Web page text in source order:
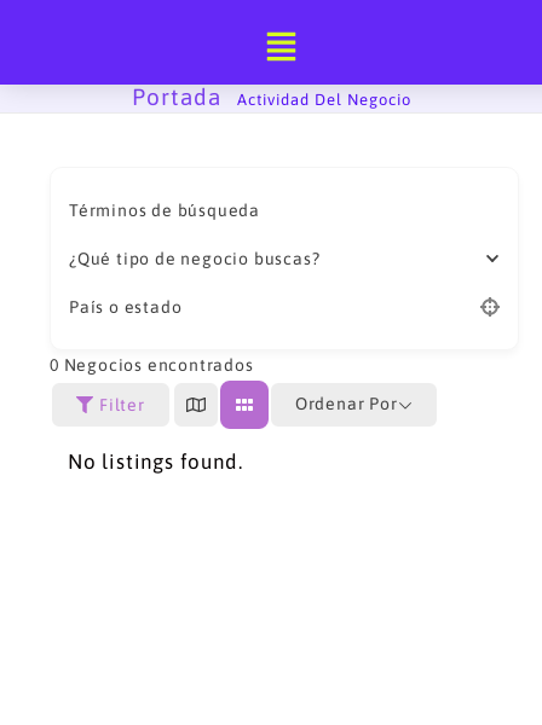
Portada
Actividad Del Negocio
Términos de búsqueda
¿Qué tipo de negocio buscas?
País o estado
0 Negocios encontrados
Filter Ordenar Por
No listings found.